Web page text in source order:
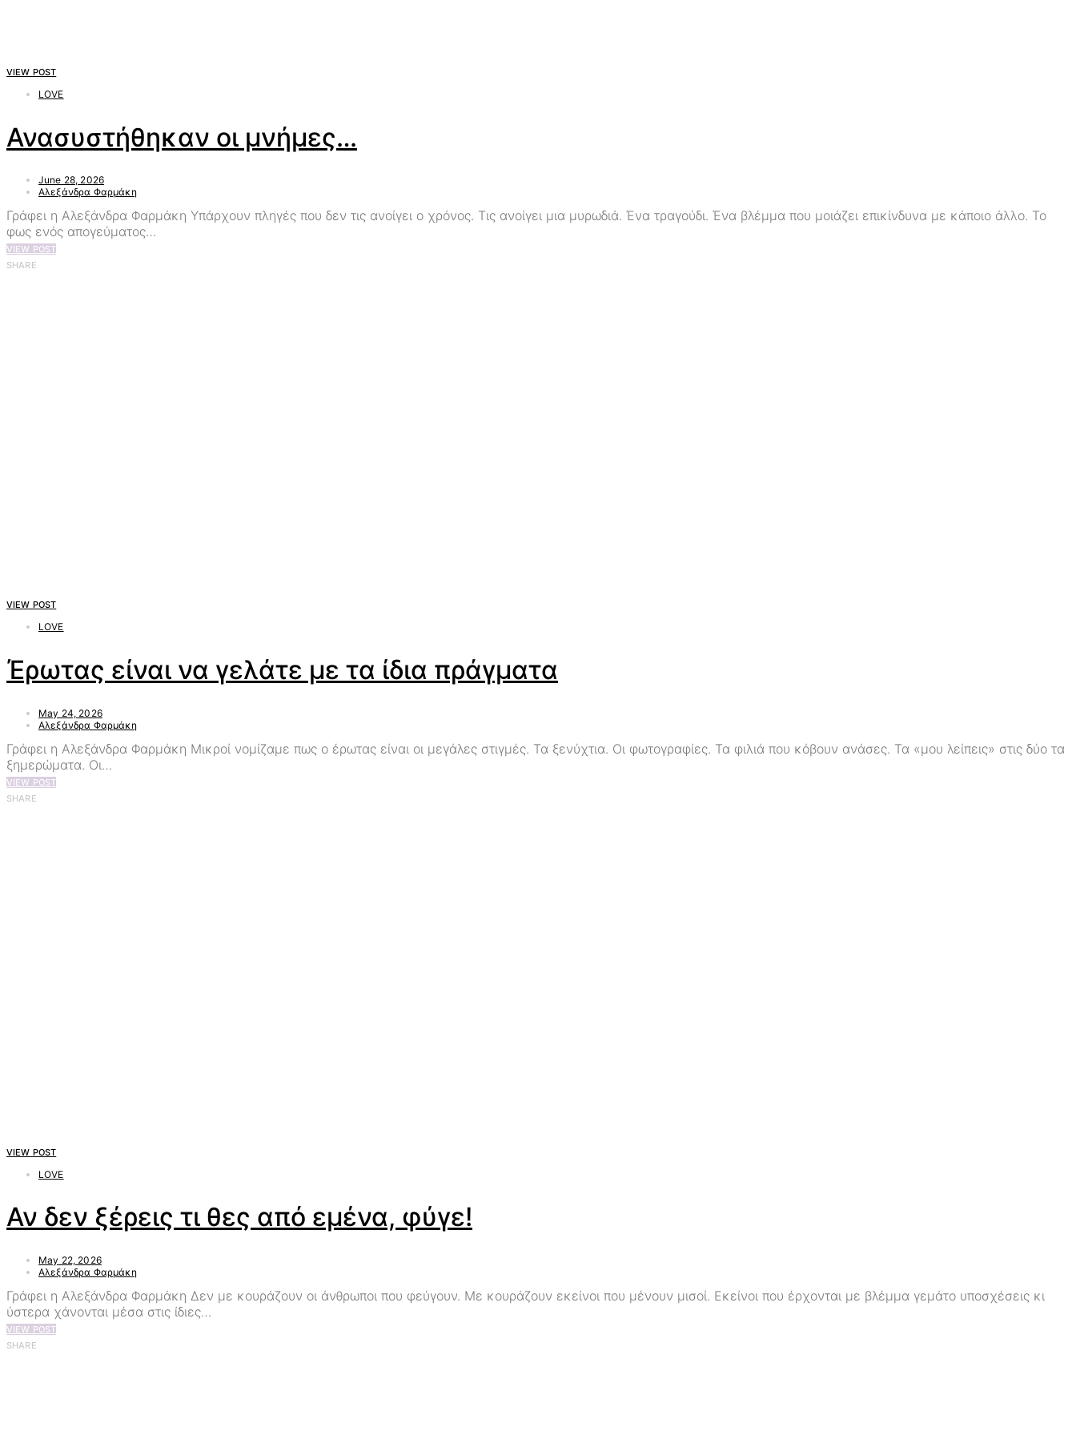
VIEW POST
LOVE
Ανασυστήθηκαν οι μνήμες…
June 28, 2026
Αλεξάνδρα Φαρμάκη
Γράφει η Αλεξάνδρα Φαρμάκη Υπάρχουν πληγές που δεν τις ανοίγει ο χρόνος. Τις ανοίγει μια μυρωδιά. Ένα τραγούδι. Ένα βλέμμα που μοιάζει επικίνδυνα με κάποιο άλλο. Το
φως ενός απογεύματος…
VIEW POST
SHARE
VIEW POST
LOVE
Έρωτας είναι να γελάτε με τα ίδια πράγματα
May 24, 2026
Αλεξάνδρα Φαρμάκη
Γράφει η Αλεξάνδρα Φαρμάκη Μικροί νομίζαμε πως ο έρωτας είναι οι μεγάλες στιγμές. Τα ξενύχτια. Οι φωτογραφίες. Τα φιλιά που κόβουν ανάσες. Τα «μου λείπεις» στις δύο τα
ξημερώματα. Οι…
VIEW POST
SHARE
VIEW POST
LOVE
Αν δεν ξέρεις τι θες από εμένα, φύγε!
May 22, 2026
Αλεξάνδρα Φαρμάκη
Γράφει η Αλεξάνδρα Φαρμάκη Δεν με κουράζουν οι άνθρωποι που φεύγουν. Με κουράζουν εκείνοι που μένουν μισοί. Εκείνοι που έρχονται με βλέμμα γεμάτο υποσχέσεις κι
ύστερα χάνονται μέσα στις ίδιες…
VIEW POST
SHARE